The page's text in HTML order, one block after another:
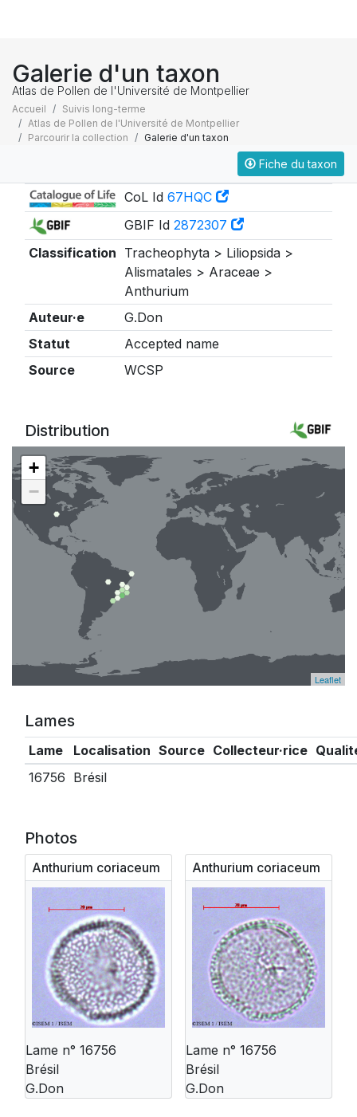
Galerie d'un taxon
Atlas de Pollen de l'Université de Montpellier
Accueil
Suivis long-terme
Atlas de Pollen de l'Université de Montpellier
Parcourir la collection
Galerie d'un taxon
Fiche du taxon
CoL Id 67HQC
GBIF Id 2872307
Classification Tracheophyta > Liliopsida >
Alismatales > Araceae >
Anthurium
Auteur·e
G.Don
Statut
Accepted name
Source
WCSP
Distribution
+
−
Leaflet
Lames
Lame Localisation Source Collecteur·rice
16756 Brésil
Photos
Anthurium coriaceum
Lame n° 16756
Brésil
G.Don
Anthurium coriaceum
Lame n° 16756
Brésil
G.Don